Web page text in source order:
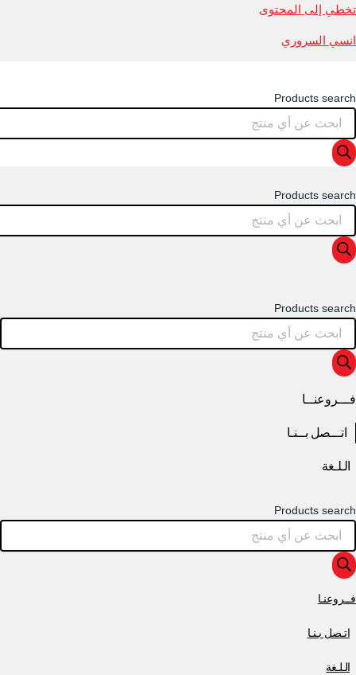
تخطي إلى المحتوى
انسي السروري
Products search
Products search
Products search
فـــروعنــا
اتـــصل بــنـا
الـلـغة
Products search
فــروعنـا
اتـصل بـنـا
الـلـغة